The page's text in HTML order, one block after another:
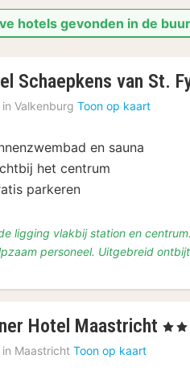
hotels gevonden in de
foto
Schaepkens van St.
Valkenburg Toon op kaart
en sauna
het centrum
parkeren
ligging vlakbij station en
personeel. Uitgebreid
Hotel Maastricht 1
, 4
Maastricht Toon op kaart